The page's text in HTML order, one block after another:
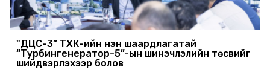
"ДЦС-3” ТӨХК-ийн нэн шаардлагатай
“Турбингенератор-5”-ын шинэчлэлийн төсвийг
шийдвэрлэхээр болов